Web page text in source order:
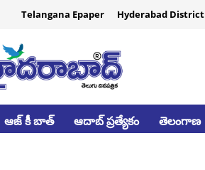
Telangana Epaper Hyderabad District
ఆజ్ కీ బాత్ ఆదాబ్ ప్రత్యేకం తెలంగాణ